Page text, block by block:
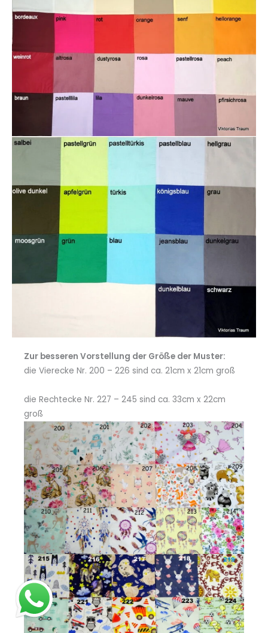
Zur besseren Vorstellung der Größe der Muster:
die Vierecke Nr. 200 – 226 sind ca. 21cm x 21cm groß
die Rechtecke Nr. 227 – 245 sind ca. 33cm x 22cm
groß